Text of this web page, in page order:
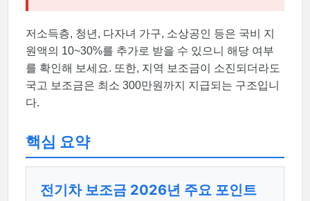
저소득층, 청년, 다자녀 가구, 소상공인 등은 국비 지
원액의 10~30%를 추가로 받을 수 있으니 해당 여부
를 확인해 보세요. 또한, 지역 보조금이 소진되더라도
국고 보조금은 최소 300만원까지 지급되는 구조입니
다.
핵심 요약
전기차 보조금 2026년 주요 포인트